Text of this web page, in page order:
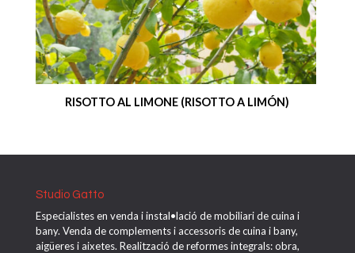
RISOTTO AL LIMONE (RISOTTO A LIMÓN)
Studio Gatto
Especialistes en venda i instal•lació de mobiliari de cuina i
bany. Venda de complements i accessoris de cuina i bany,
aigüeres i aixetes. Realització de reformes integrals: obra,